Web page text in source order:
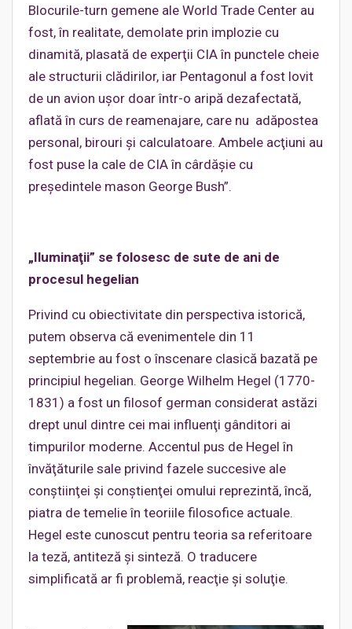
Blocurile-turn gemene ale World Trade Center au
fost, în realitate, demolate prin implozie cu
dinamită, plasată de experţii CIA în punctele cheie
ale structurii clădirilor, iar Pentagonul a fost lovit
de un avion uşor doar într-o aripă dezafectată,
aflată în curs de reamenajare, care nu adăpostea
personal, birouri şi calculatoare. Ambele acţiuni au
fost puse la cale de CIA în cârdăşie cu
preşedintele mason George Bush”.
„Iluminaţii” se folosesc de sute de ani de
procesul hegelian
Privind cu obiectivitate din perspectiva istorică,
putem observa că evenimentele din 11
septembrie au fost o înscenare clasică bazată pe
principiul hegelian. George Wilhelm Hegel (1770-
1831) a fost un filosof german considerat astăzi
drept unul dintre cei mai influenţi gânditori ai
timpurilor moderne. Accentul pus de Hegel în
învăţăturile sale privind fazele succesive ale
conştiinţei şi conştienţei omului reprezintă, încă,
piatra de temelie în teoriile filosofice actuale.
Hegel este cunoscut pentru teoria sa referitoare
la teză, antiteză şi sinteză. O traducere
simplificată ar fi problemă, reacţie şi soluţie.